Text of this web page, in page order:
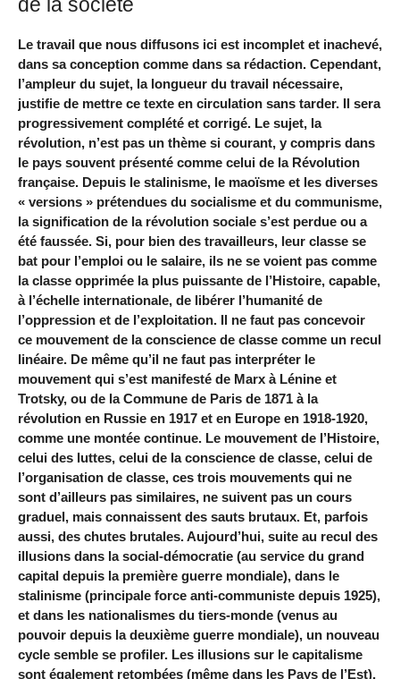
de la société
Le travail que nous diffusons ici est incomplet et inachevé,
dans sa conception comme dans sa rédaction. Cependant,
l’ampleur du sujet, la longueur du travail nécessaire,
justifie de mettre ce texte en circulation sans tarder. Il sera
progressivement complété et corrigé. Le sujet, la
révolution, n’est pas un thème si courant, y compris dans
le pays souvent présenté comme celui de la Révolution
française. Depuis le stalinisme, le maoïsme et les diverses
« versions » prétendues du socialisme et du communisme,
la signification de la révolution sociale s’est perdue ou a
été faussée. Si, pour bien des travailleurs, leur classe se
bat pour l’emploi ou le salaire, ils ne se voient pas comme
la classe opprimée la plus puissante de l’Histoire, capable,
à l’échelle internationale, de libérer l’humanité de
l’oppression et de l’exploitation. Il ne faut pas concevoir
ce mouvement de la conscience de classe comme un recul
linéaire. De même qu’il ne faut pas interpréter le
mouvement qui s’est manifesté de Marx à Lénine et
Trotsky, ou de la Commune de Paris de 1871 à la
révolution en Russie en 1917 et en Europe en 1918-1920,
comme une montée continue. Le mouvement de l’Histoire,
celui des luttes, celui de la conscience de classe, celui de
l’organisation de classe, ces trois mouvements qui ne
sont d’ailleurs pas similaires, ne suivent pas un cours
graduel, mais connaissent des sauts brutaux. Et, parfois
aussi, des chutes brutales. Aujourd’hui, suite au recul des
illusions dans la social-démocratie (au service du grand
capital depuis la première guerre mondiale), dans le
stalinisme (principale force anti-communiste depuis 1925),
et dans les nationalismes du tiers-monde (venus au
pouvoir depuis la deuxième guerre mondiale), un nouveau
cycle semble se profiler. Les illusions sur le capitalisme
sont également retombées (même dans les Pays de l’Est),